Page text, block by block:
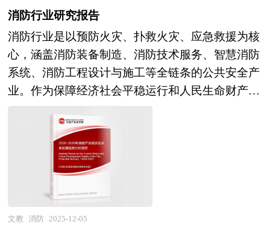
力、产业链和价值链等多方面的内容，整合行业、
市场、企业、用户等多层面数据和信息资源，为客
户提供深度的游泳馆行业研究报告，以专业的研究
方法帮助客户深入的了解游泳馆行业，发现投资价
值和投资机会，规避经营风险，提高管理和运营能
力。游泳馆行业报告是从事游泳馆行业投资之前，
对游泳馆行业相关各种因素进行具体调查、研究、
分析，评估项目可行性、效果效益程度，提出建设
性意见建议对策等，为游泳馆行业投资决策者和主
管机关审批的研究性报告。以阐述对游泳馆行业的
理论认识为主要内容，重在研究游泳馆行业本质及
规律性认识的研究。游泳馆行业研究报告持续提供
高价值服务，是企业了解各行业当前最新发展动
口列为未来产业重点方向，规模超百亿的产业引导
基金与专项政策将加速技术熟化，长护险与商业健
康险对创新疗法的覆盖范围有望突破。到2030年，
中国有望在侵入式脑机接口临床转化、大规模脑机
数据平台建设、人机混合智能标准制定等关键领域
形成全球引领性优势，培育出覆盖"芯片—器件—
系统—应用"的自主可控产业链。本报告将系统解
构脑机接口产业的技术路线成熟度曲线、临床价值
评估模型与商业模式创新路径，精准识别医疗康
复、人机增强、脑科学科研工具三大赛道的投资逻
辑与风险变量，为政府主管部门、产业资本及科技
领军企业制定前瞻性战略布局提供穿透技术周期与
但专业人才储备不足、复合能力培养体系缺失等瓶
颈制约了行业规范化进程。 未来，行业发展将
沿"数字化、一体化、生态化"三大主轴深度演进。
数字化层面，AI驱动的检验方法开发与优化将显著
缩短验证周期，数字孪生技术支撑实验室能力规划
可信检测数据生态，行业从"人防"向"技防"根本转
变。一体化层面，检测服务从单一指标测定向"检
测-诊断-咨询-改进"闭环延伸，为药企提供工艺验
证、杂质谱研究、包材相容性评价等深度技术服
务，数据要素价值释放重塑商业模式。生态化层
面，产学研检协同创新平台聚焦新型检测技术与快
据基础性、引领性与变革性地位。 当前行业呈
动"的三维演进态势。技术层面，北斗卫星导航
与"云大物移智链边"技术集群构成智慧农业核心底
座，天空地海一体化监测系统实现农情数据的精准
感知；生成式人工智能技术从海量多源数据中提取
实时决策洞察，优化田间试验与精准营养方案；数
字孪生技术构建农业生产系统的虚拟镜像，通过合
成数据模拟实现对复杂场景的预测性管理，显著降
低创新成本与试错风险。应用层面，智能农机装备
突破15万台套，无人化耕种管收全程作业从试点示
范走向常态化运营；沧州澳牧智慧农业云平台等标
杆案例通过物联网传感器网络与AI算法融合，实现
消防行业研究报告
消防行业是以预防火灾、扑救火灾、应急救援为核
心，涵盖消防装备制造、消防技术服务、智慧消防
系统、消防工程设计与施工等全链条的公共安全产
业。作为保障经济社会平稳运行和人民生命财产安
全的关键防线，消防行业不仅是现代城市安全治理
体系的重要组成部分，更是国家安全体系建设中不
可或缺的一环。在"十五五"时期新型城镇化纵深推
进、产业结构深度调整、新能源设施大规模部署以
及极端气候事件频发的宏观背景下，消防行业已从
传统的被动应急响应，演进为主动风险防控、智能
监测预警与高效处置救援相结合的现代化安全体
文教 消防 2025-12-05